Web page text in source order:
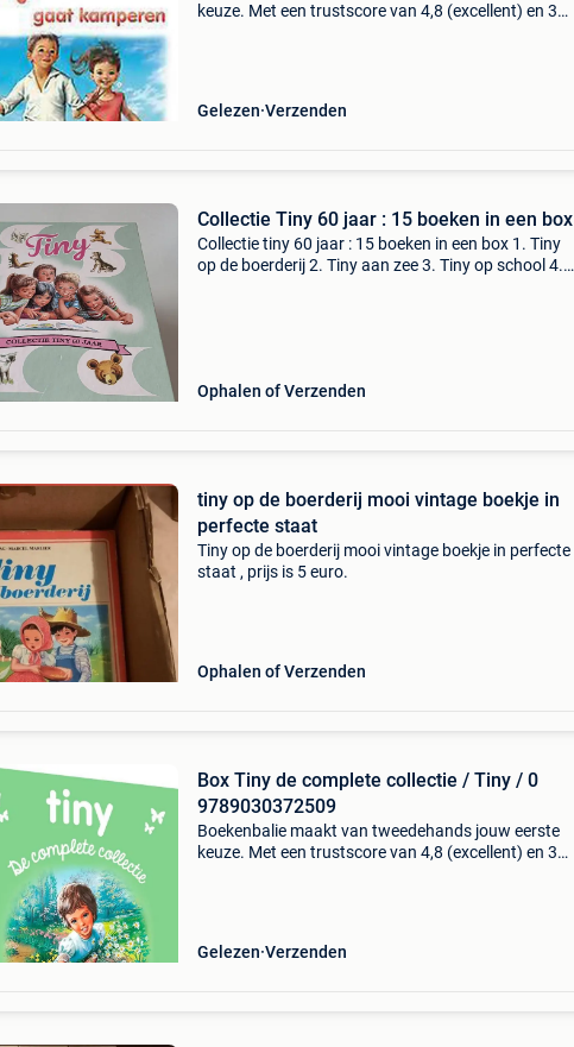
keuze. Met een trustscore van 4,8 (excellent) en 30
Gelezen Verzenden
Collectie Tiny 60 jaar : 15 boeken in een box
Collectie tiny 60 jaar : 15 boeken in een box 1. Tiny
op de boerderij 2. Tiny aan zee 3. Tiny op school 4.
Ophalen of Verzenden
tiny op de boerderij mooi vintage boekje in
perfecte staat
Tiny op de boerderij mooi vintage boekje in perfecte
staat , prijs is 5 euro.
Ophalen of Verzenden
Box Tiny de complete collectie / Tiny / 0
9789030372509
Boekenbalie maakt van tweedehands jouw eerste
keuze. Met een trustscore van 4,8 (excellent) en 30
Gelezen Verzenden